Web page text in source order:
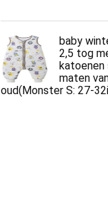
baby
2,5 tog
katoenen
maten
oud(Monster S: 27-